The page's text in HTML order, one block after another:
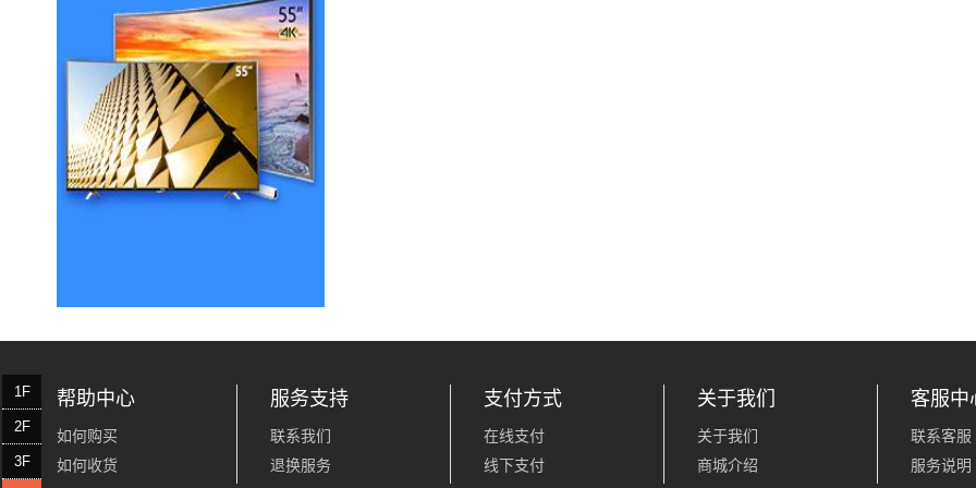
1F
2F
3F
帮助中心
如何购买
如何收货
服务支持
联系我们
退换服务
支付方式
在线支付
线下支付
关于我们
关于我们
商城介绍
客服中
联系客服
服务说明